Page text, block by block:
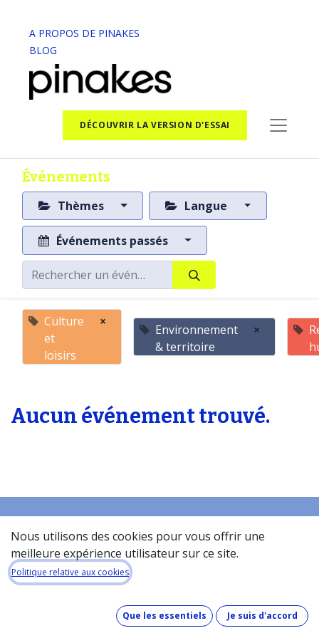
A PROPOS DE PINAKES
BLOG
DÉCOUVRIR LA VERSION D'ESSAI
Événements
Thèmes Langue
Événements passés
Culture
et
loisirs
×
Environnement
& territoire
×
Aucun événement trouvé.
Accueil
À propos de la base de donneés​
Quel est le coût de la base de données ?
Comment fonctionne la base de données ?
Que contient la base de données ?
Nous utilisons des cookies pour vous offrir une
meilleure expérience utilisateur sur ce site.
Politique relative aux cookies
Que les essentiels Je suis d'accord